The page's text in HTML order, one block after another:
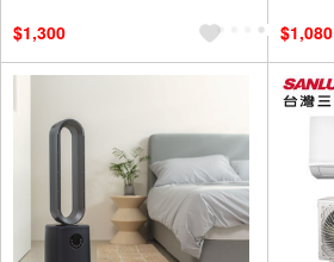
（運費不算在 2000 元的範圍
內）
$1,300
$1,080